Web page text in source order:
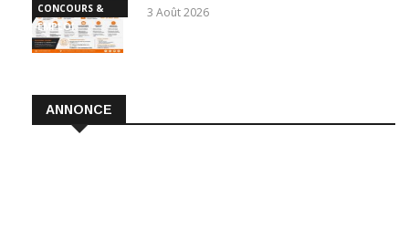
CONCOURS &
EMPLOI
3 Août 2026
ANNONCE